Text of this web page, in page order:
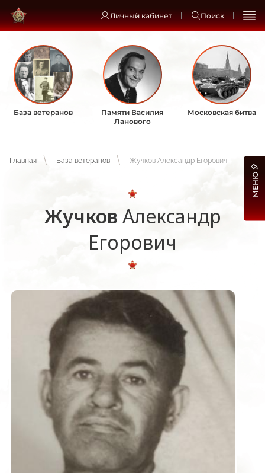
Личный кабинет Поиск
База ветеранов
Памяти Василия
Ланового
Московская битва
Главная База ветеранов Жучков Александр Егорович
Жучков Александр
Егорович
МЕНЮ